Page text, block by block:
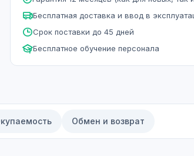
Бесплатная доставка и ввод в
Срок поставки до 45 дней
Бесплатное обучение персонала
Обмен и возврат